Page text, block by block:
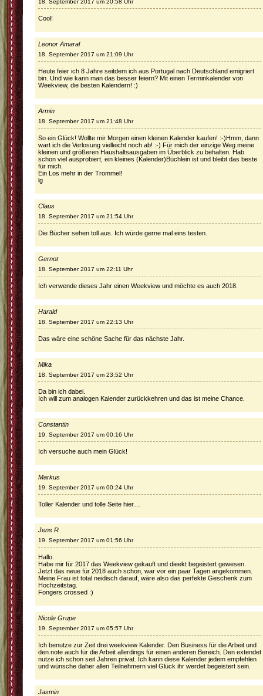
18. September 2017 um 20:58 Uhr
Cool!
Leonor Amaral
18. September 2017 um 21:09 Uhr
Heute feier ich 8 Jahre seitdem ich aus Portugal nach Deutschland emigriert
bin. Und wie kann man das besser feiern? Mit einen Terminkalender von
Weekview, die besten Kalendern! :)
Armin
18. September 2017 um 21:48 Uhr
So ein Glück! Wollte mir Morgen einen kleinen Kalender kaufen! :-)Hmm, dann
wart ich die Verlosung vielleicht noch ab! :-) Für mich der einzige Weg meine
kleinen und größeren Haushaltsausgaben im Überblick zu behalten. Hab
schon viel ausprobiert, ein kleines (Kalender)Büchlein ist und bleibt das beste
für mich.
Ein Los mehr in der Trommel!
lg
Claus
18. September 2017 um 21:54 Uhr
Die Bücher sehen toll aus. Ich würde gerne mal eins testen.
Gernot
18. September 2017 um 22:11 Uhr
Ich verwende dieses Jahr einen Weekview und möchte es auch 2018.
Harald
18. September 2017 um 22:13 Uhr
Das wäre eine schöne Sache für das nächste Jahr.
Mika
18. September 2017 um 23:52 Uhr
Da bin ich dabei.
Ich will zum analogen Kalender zurückkehren und das ist meine Chance.
Constantin
19. September 2017 um 00:16 Uhr
Ich versuche auch mein Glück!
Markus
19. September 2017 um 00:24 Uhr
Toller Kalender und tolle Seite hier…
Jens R
19. September 2017 um 01:56 Uhr
Hallo.
Habe mir für 2017 das Weekview gekauft und dieekt begeistert gewesen.
Jetzt das neue für 2018 auch schon, war vor ein paar Tagen angekommen.
Meine Frau ist total neidisch darauf, wäre also das perfekte Geschenk zum
Hochzeitstag.
Fongers crossed :)
Nicole Grupe
19. September 2017 um 05:57 Uhr
Ich benutze zur Zeit drei weekview Kalender. Den Business für die Arbeit und
den note auch für die Arbeit allerdings für einen anderen Bereich. Den extendet
nutze ich schon seit Jahren privat. Ich kann diese Kalender jedem empfehlen
und wünsche daher allen Teilnehmern viel Glück ihr werdet begeistert sein.
Jasmin